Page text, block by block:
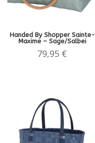
Handed By Shopper Sainte-
Maxime – Sage/Salbei
79,95 €